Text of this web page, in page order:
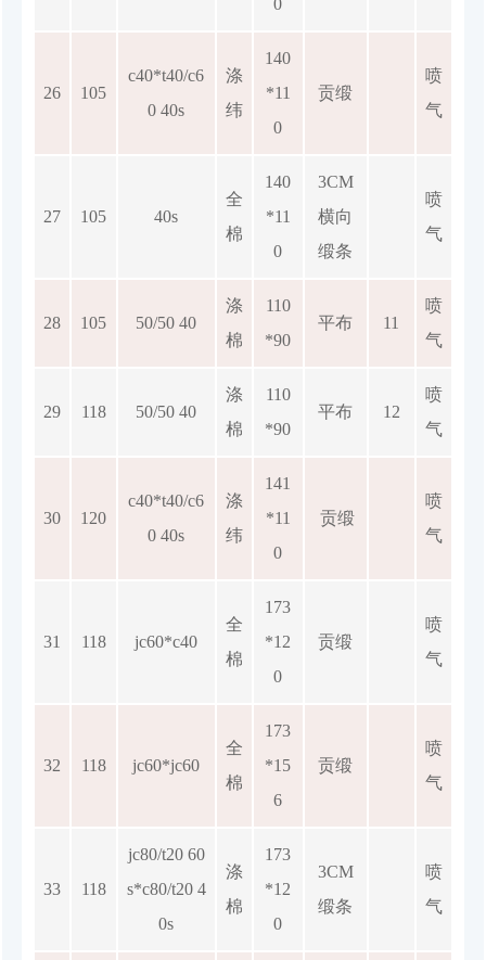
0
26 105
c40*t40/c6
0 40s
涤
纬
140
*11
0
贡缎
喷
气
27 105 40s
全
棉
140
*11
0
3CM
横向
缎条
喷
气
28 105 50/50 40
涤
棉
110
*90
平布 11
喷
气
29 118 50/50 40
涤
棉
110
*90
平布 12
喷
气
30 120
c40*t40/c6
0 40s
涤
纬
141
*11
0
贡缎
喷
气
31 118 jc60*c40
全
棉
173
*12
0
贡缎
喷
气
32 118 jc60*jc60
全
棉
173
*15
6
贡缎
喷
气
33 118
jc80/t20 60
s*c80/t20 4
0s
涤
棉
173
*12
0
3CM
缎条
喷
气